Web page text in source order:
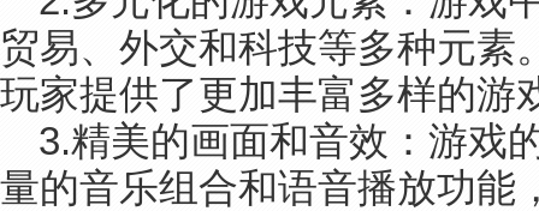
贸易、外交和科技等多种元素
玩家提供了更加丰富多样的游
3.精美的画面和音效：游戏
量的音乐组合和语音播放功能